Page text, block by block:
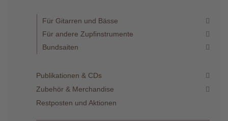
Für Gitarren und Bässe
Für andere Zupfinstrumente
Bundsaiten
Publikationen & CDs
Zubehör & Merchandise
Restposten und Aktionen